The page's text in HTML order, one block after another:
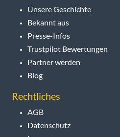
Unsere Geschichte
Bekannt aus
Presse-Infos
Trustpilot Bewertungen
Partner werden
Blog
Rechtliches
AGB
Datenschutz